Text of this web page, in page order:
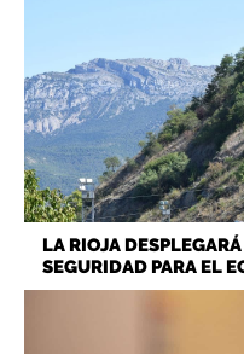
LA RIOJA
SEGURIDAD PARA EL